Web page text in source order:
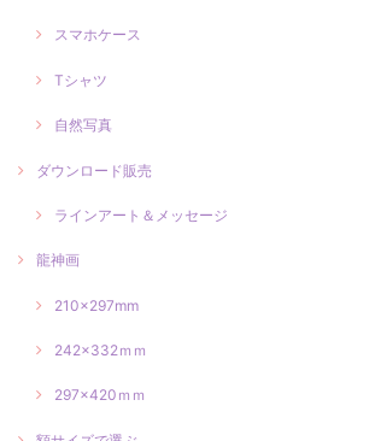
スマホケース
Tシャツ
自然写真
ダウンロード販売
ラインアート＆メッセージ
龍神画
210×297mm
242×332ｍｍ
297×420ｍｍ